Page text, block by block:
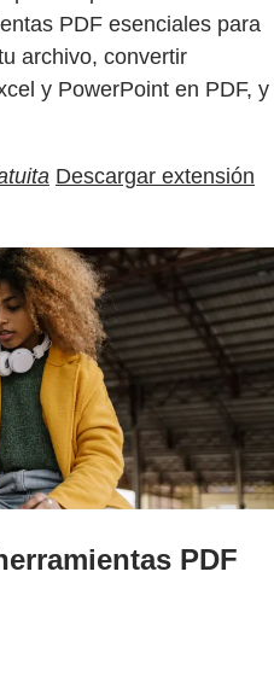
PDF esenciales para
archivo, convertir
y PowerPoint en PDF, y
Descargar extensión
PDF